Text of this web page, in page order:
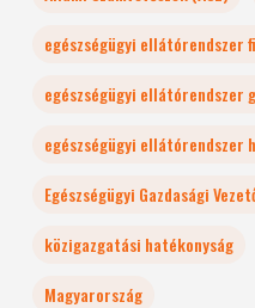
egészségügyi ellátórendszer
egészségügyi ellátórendszer
egészségügyi ellátórendszer
Egészségügyi Gazdasági
közigazgatási hatékonyság
Magyarország